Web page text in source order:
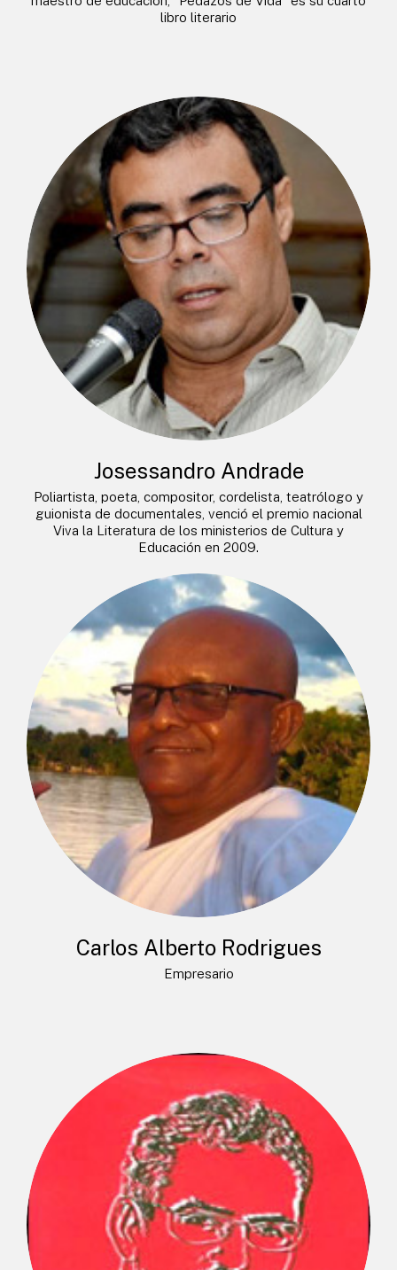
libro literario
Josessandro Andrade
Poliartista, poeta, compositor, cordelista, teatrólogo y
guionista de documentales, venció el premio nacional
Viva la Literatura de los ministerios de Cultura y
Educación en 2009.
Carlos Alberto Rodrigues
Empresario